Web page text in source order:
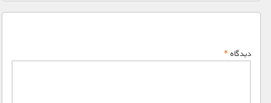
گردشگری
مسابقات / ورزشیدیدگاه*